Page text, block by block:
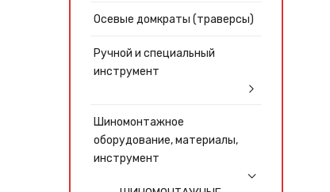
Осевые домкраты (траверсы)
Ручной и специальный
инструмент
Шиномонтажное
оборудование, материалы,
инструмент